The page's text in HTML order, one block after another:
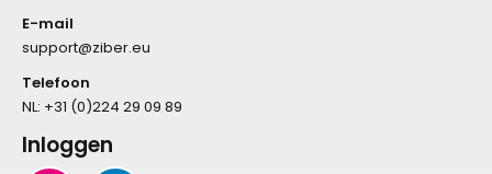
E-mail
support@ziber.eu
Telefoon
NL: +31 (0)224 29 09 89
Inloggen